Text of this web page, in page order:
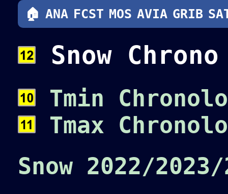
Snow
Tmin
Tmax
Snow 2022/2023/
🏠 ANA FCST MOS AVIA GRIB